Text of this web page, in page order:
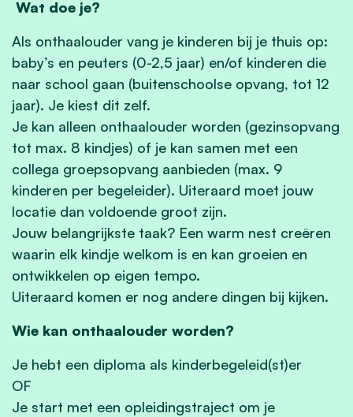
Wat doe je?
Als onthaalouder vang je kinderen bij je thuis op:
baby’s en peuters (0-2,5 jaar) en/of kinderen die
naar school gaan (buitenschoolse opvang, tot 12
jaar). Je kiest dit zelf.
Je kan alleen onthaalouder worden (gezinsopvang
tot max. 8 kindjes) of je kan samen met een
collega groepsopvang aanbieden (max. 9
kinderen per begeleider). Uiteraard moet jouw
locatie dan voldoende groot zijn.
Jouw belangrijkste taak? Een warm nest creëren
waarin elk kindje welkom is en kan groeien en
ontwikkelen op eigen tempo.
Uiteraard komen er nog andere dingen bij kijken.
Wie kan onthaalouder worden?
Je hebt een diploma als kinderbegeleid(st)er
OF
Je start met een opleidingstraject om je